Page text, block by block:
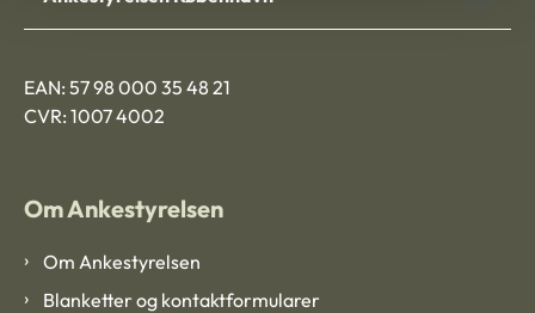
EAN: 57 98 000 35 48 21
CVR: 1007 4002
Om Ankestyrelsen
Om Ankestyrelsen
Blanketter og kontaktformularer